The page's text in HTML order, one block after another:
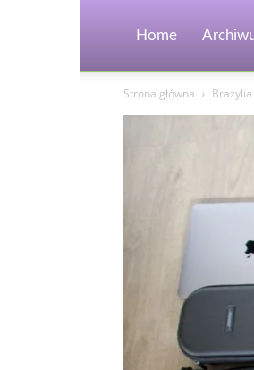
Home
Strona główna Brazylia